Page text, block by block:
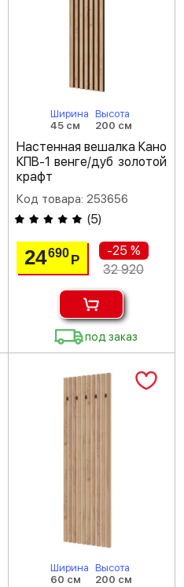
Ширина
45 см
Высота
200 см
Настенная вешалка Кано
КПВ-1 венге/дуб золотой
крафт
Код товара: 253656
(5)
24690 Р
-25 %
32 920
под заказ
Ширина
60 см
Высота
200 см